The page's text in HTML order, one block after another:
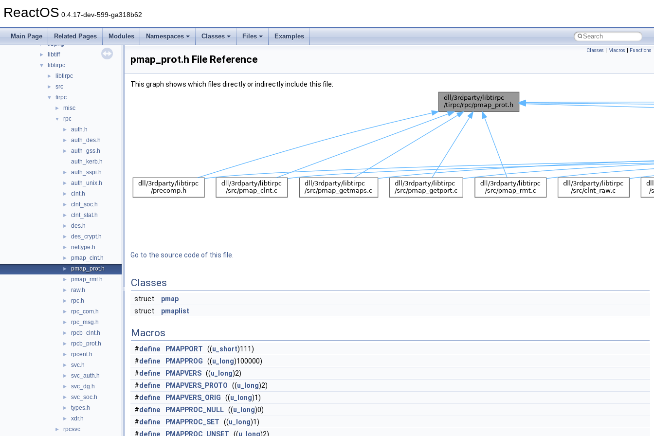
ReactOS 0.4.17-dev-599-ga318b62
Main Page Related Pages Modules Namespaces Classes Files Examples
▼ 3rdparty
libjpeg
► libpng
► libtiff
▼ libtirpc
► libtirpc
► src
▼ tirpc
► misc
▼ rpc
► auth.h
► auth_des.h
►
auth_gss.h
auth_kerb.h
► auth_sspi.h
► auth_unix.h
► clnt.h
► clnt_soc.h
► clnt_stat.h
► des.h
► des_crypt.h
► nettype.h
► pmap_clnt.h
► pmap_prot.h
► pmap_rmt.h
► raw.h
► rpc.h
► rpc_com.h
► rpc_msg.h
► rpcb_clnt.h
► rpcb_prot.h
► rpcent.h
► svc.h
► svc_auth.h
► svc_dg.h
► svc_soc.h
► types.h
► xdr.h
► rpcsvc
Classes | Macros | Functions
pmap_prot.h File Reference
This graph shows which files directly or indirectly include this file:
Go to the source code of this file.
Classes
struct
pmap
struct
pmaplist
Macros
#define PMAPPORT ((u_short)111)
#define PMAPPROG ((u_long)100000)
#define PMAPVERS ((u_long)2)
#define PMAPVERS_PROTO ((u_long)2)
#define PMAPVERS_ORIG ((u_long)1)
#define PMAPPROC_NULL ((u_long)0)
#define PMAPPROC_SET ((u_long)1)
#define PMAPPROC_UNSET ((u_long)2)